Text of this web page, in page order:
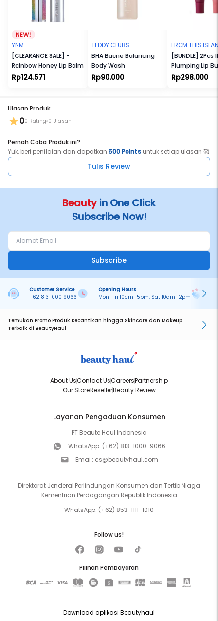
YNM
[CLEARANCE SALE] -
Rainbow Honey Lip Balm
Rp124.571
TEDDY CLUBS
BHA Bacne Balancing
Body Wash
Rp90.000
FROM THIS
[BUNDLE] 2Pcs
Plumping Lip
Rp298.000
Ulasan Produk
00 Rating 0 Ulasan
Pernah Coba Produk ini?
Yuk, beri penilaian dan dapatkan500 Pointsuntuk setiap ulasan 🥰
Tulis Review
Beautyin One Click
Subscribe Now!
Subscribe
Customer Service
+62 813 1000 9066
Opening Hours
Mon–Fri 10am–5pm, Sat 10am–2pm
Temukan Promo Produk Kecantikan hingga Skincare dan Makeup
Terbaik di BeautyHaul
About UsContact UsCareersPartnership
Our StoreResellerBeauty Review
Layanan Pengaduan Konsumen
PT Beaute Haul Indonesia
WhatsApp: (+62) 813-1000-9066
Email: cs@beautyhaul.com
Direktorat Jenderal Perlindungan Konsumen dan Tertib Niaga
Kementrian Perdagangan Republik Indonesia
WhatsApp: (+62) 853-1111-1010
Pilihan Pembayaran
Follow us!
Download aplikasi Beautyhaul